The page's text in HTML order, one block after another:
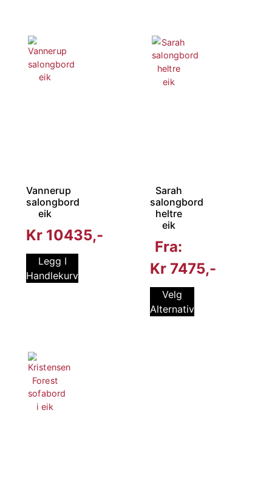
Vannerup
salongbord
eik
Kr 10435
Legg I
Handlekurv
Sarah
salongbord
heltre
eik
Fra:
Kr 7475
Velg
Alternativ